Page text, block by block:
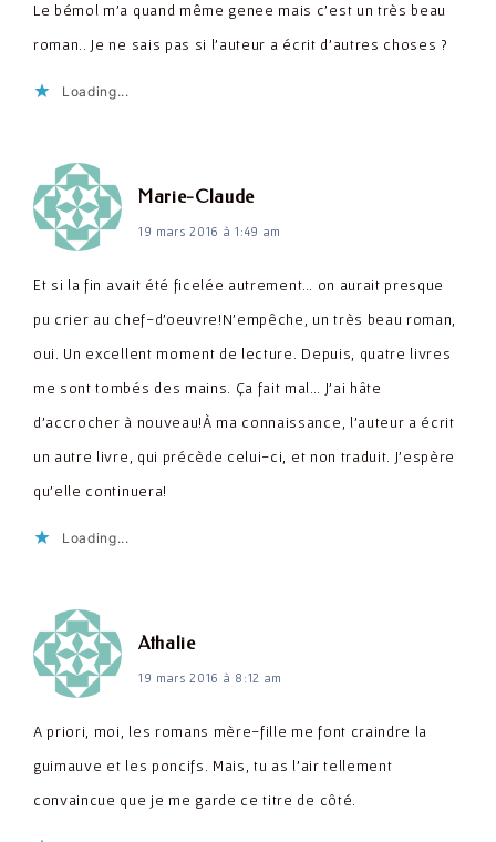
Le bémol m'a quand même genee mais c'est un très beau
roman.. Je ne sais pas si l'auteur a écrit d'autres choses ?
Loading...
Marie-Claudedit :
19 mars 2016 à 1:49 am
Et si la fin avait été ficelée autrement… on aurait presque
pu crier au chef-d'oeuvre!N'empêche, un très beau roman,
oui. Un excellent moment de lecture. Depuis, quatre livres
me sont tombés des mains. Ça fait mal… J'ai hâte
d'accrocher à nouveau!À ma connaissance, l'auteur a écrit
un autre livre, qui précède celui-ci, et non traduit. J'espère
qu'elle continuera!
Loading...
Athaliedit :
19 mars 2016 à 8:12 am
A priori, moi, les romans mère-fille me font craindre la
guimauve et les poncifs. Mais, tu as l'air tellement
convaincue que je me garde ce titre de côté.